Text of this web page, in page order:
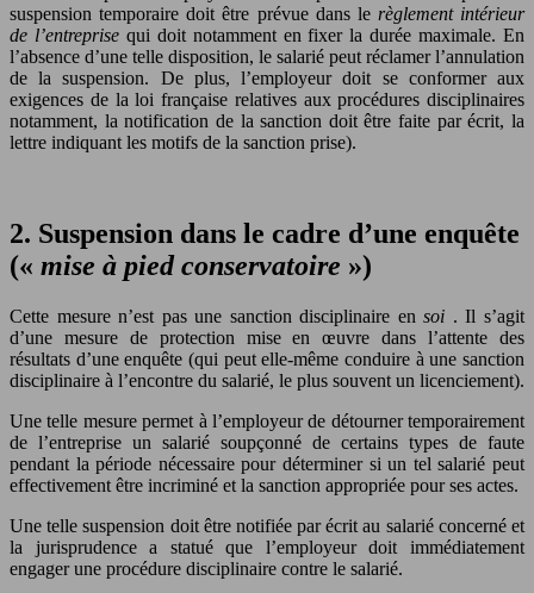
suspension temporaire doit être prévue dans le règlement intérieur
de l’entreprisequi doit notamment en fixer la durée maximale. En
l’absence d’une telle disposition, le salarié peut réclamer l’annulation
de la suspension. De plus, l’employeur doit se conformer aux
exigences de la loi française relatives aux procédures disciplinaires
notamment, la notification de la sanction doit être faite par écrit, la
lettre indiquant les motifs de la sanction prise).
2. Suspension dans le cadre d’une enquête
(« mise à pied conservatoire »)
Cette mesure n’est pas une sanction disciplinaire ensoi . Il s’agit
d’une mesure de protection mise en œuvre dans l’attente des
résultats d’une enquête (qui peut elle-même conduire à une sanction
disciplinaire à l’encontre du salarié, le plus souvent un licenciement).
Une telle mesure permet à l’employeur de détourner temporairement
de l’entreprise un salarié soupçonné de certains types de faute
pendant la période nécessaire pour déterminer si un tel salarié peut
effectivement être incriminé et la sanction appropriée pour ses actes.
Une telle suspension doit être notifiée par écrit au salarié concerné et
la jurisprudence a statué que l’employeur doit immédiatement
engager une procédure disciplinaire contre le salarié.